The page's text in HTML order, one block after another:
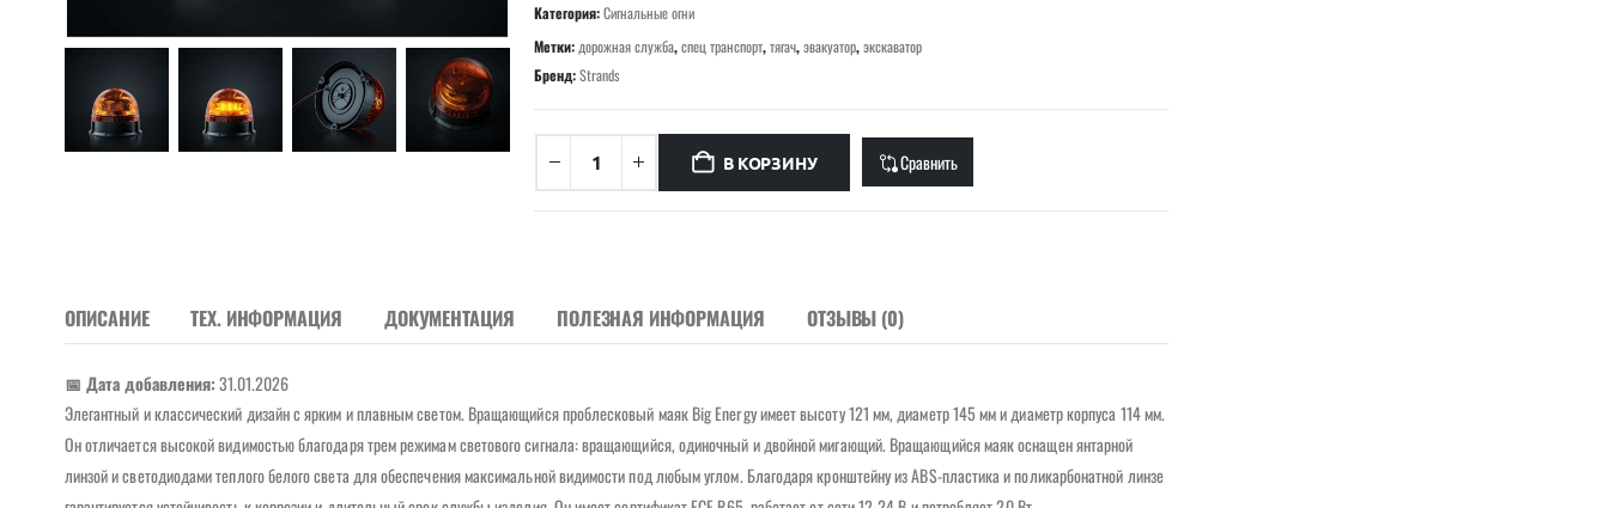
Категория:Сигнальные огни
Метки: дорожная служба,спец транспорт,тягач,эвакуатор,экскаватор
Бренд:Strands
В КОРЗИНУ Сравнить
ОПИСАНИЕ ТЕХ. ИНФОРМАЦИЯ ДОКУМЕНТАЦИЯ ПОЛЕЗНАЯ ИНФОРМАЦИЯ ОТЗЫВЫ (0)
📅 Дата добавления:31.01.2026
Элегантный и классический дизайн с ярким и плавным светом. Вращающийся проблесковый маяк Big Energy имеет высоту 121 мм, диаметр 145 мм и диаметр корпуса 114 мм.
Он отличается высокой видимостью благодаря трем режимам светового сигнала: вращающийся, одиночный и двойной мигающий. Вращающийся маяк оснащен янтарной
линзой и светодиодами теплого белого света для обеспечения максимальной видимости под любым углом. Благодаря кронштейну из ABS-пластика и поликарбонатной линзе